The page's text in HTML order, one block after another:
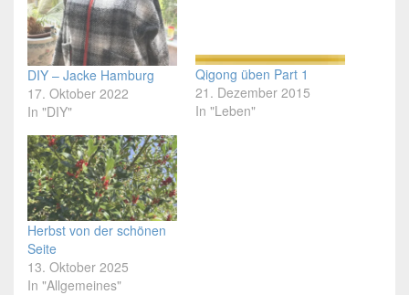
DIY – Jacke Hamburg
17. Oktober 2022
In "DIY"
Qigong üben Part 1
21. Dezember 2015
In "Leben"
Herbst von der schönen
Seite
13. Oktober 2025
In "Allgemeines"